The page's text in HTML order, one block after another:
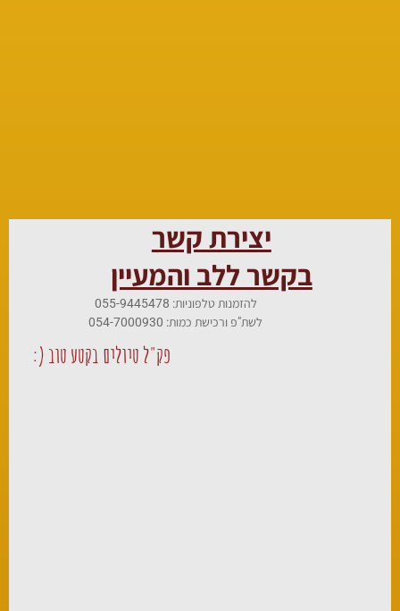
יצירת קשר
בקשר ללב והמעיין
להזמנות טלפוניות: 055-9445478
לשת"פ ורכישת כמות: 054-7000930
פק"ל טיולים בקטע טוב (: